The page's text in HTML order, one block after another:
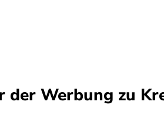
der Werbung zu